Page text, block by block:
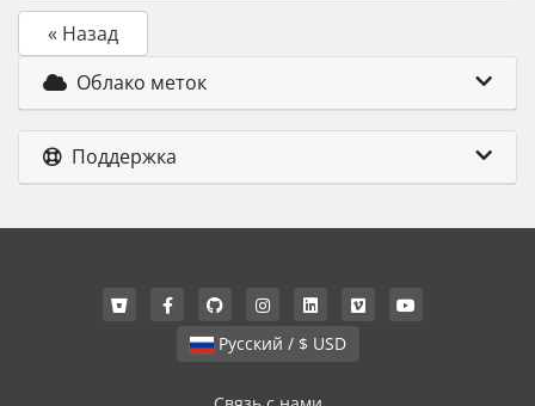
« Назад
Облако меток
Поддержка
Русский / $ USD